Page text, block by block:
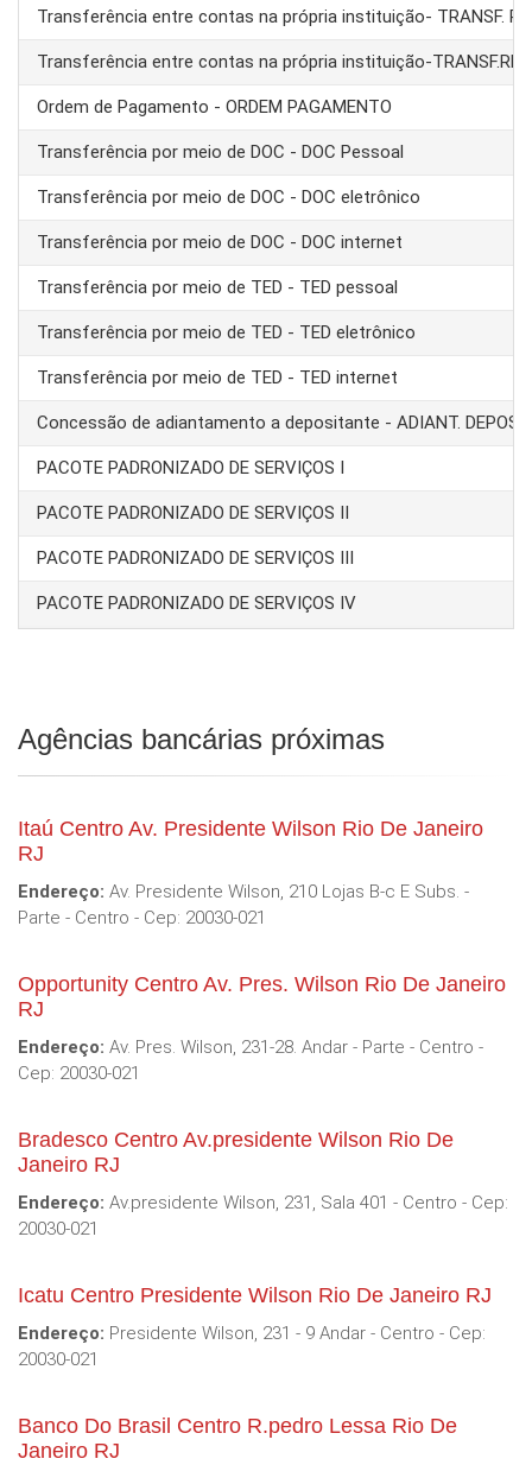
Transferência entre contas na própria instituição- TRANSF.
Transferência entre contas na própria instituição-
Ordem de Pagamento - ORDEM PAGAMENTO
Transferência por meio de DOC - DOC Pessoal
Transferência por meio de DOC - DOC eletrônico
Transferência por meio de DOC - DOC internet
Transferência por meio de TED - TED pessoal
Transferência por meio de TED - TED eletrônico
Transferência por meio de TED - TED internet
Concessão de adiantamento a depositante - ADIANT.
PACOTE PADRONIZADO DE SERVIÇOS I
PACOTE PADRONIZADO DE SERVIÇOS II
PACOTE PADRONIZADO DE SERVIÇOS III
PACOTE PADRONIZADO DE SERVIÇOS IV
Agências bancárias próximas
Itaú Centro Av. Presidente Wilson Rio De Janeiro
RJ
Endereço: Av. Presidente Wilson, 210 Lojas B-c E Subs. -
Parte - Centro - Cep: 20030-021
Opportunity Centro Av. Pres. Wilson Rio De Janeiro
RJ
Endereço: Av. Pres. Wilson, 231-28. Andar - Parte - Centro -
Cep: 20030-021
Bradesco Centro Av.presidente Wilson Rio De
Janeiro RJ
Endereço: Av.presidente Wilson, 231, Sala 401 - Centro - Cep:
20030-021
Icatu Centro Presidente Wilson Rio De Janeiro RJ
Endereço: Presidente Wilson, 231 - 9 Andar - Centro - Cep:
20030-021
Banco Do Brasil Centro R.pedro Lessa Rio De
Janeiro RJ